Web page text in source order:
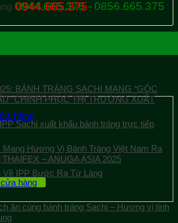
0944.665.376 - 0856.665.375
trong giỏ hàng.
hàng
trong giỏ hàng.
hàng
0944.665.375
BÁNH TRÁNG SACHI MANG “GÓC
CHINH PHỤC THỊ TRƯỜNG XUẤT
Sachi xuất khẩu bánh tráng trực tiếp
Mang Hương Vị Bánh Tráng Việt Nam Ra
– ANUGA ASIA 2025
Về IPP Bước Ra Từ Làng
ăn cùng bánh tráng Sachi – Hương vị tinh